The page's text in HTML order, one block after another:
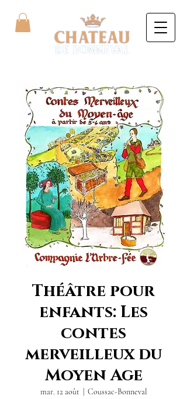
Théâtre pour
enfants: Les
contes
merveilleux du
Moyen Age
mar. 12 août Coussac-Bonneval